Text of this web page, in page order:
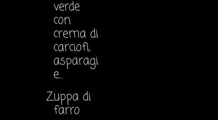
verde
con
crema di
carciofi,
asparagi
e...
Zuppa di
farro